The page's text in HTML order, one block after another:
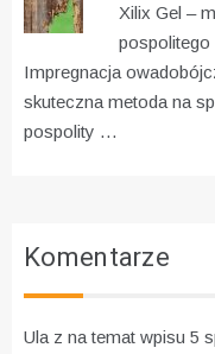
Xilix Gel –
pospolitego
Impregnacja
skuteczna metoda na
pospolity …
Komentarze
Ula z na temat wpisu 5